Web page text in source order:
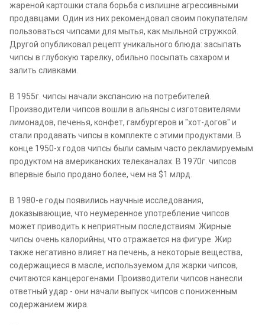
жареной картошки стала борьба с излишне агрессивными
продавцами. Один из них рекомендовал своим покупателям
пользоваться чипсами для мытья, как мыльной стружкой.
Другой опубликовал рецепт уникального блюда: засыпать
чипсы в глубокую тарелку, обильно посыпать сахаром и
залить сливками.
В 1955г. чипсы начали экспансию на потребителей.
Производители чипсов вошли в альянсы с изготовителями
лимонадов, печенья, конфет, гамбургеров и "хот-догов" и
стали продавать чипсы в комплекте с этими продуктами. В
конце 1950-х годов чипсы были самым часто рекламируемым
продуктом на американских телеканалах. В 1970г. чипсов
впервые было продано более, чем на $1 млрд.
В 1980-е годы появились научные исследования,
доказывающие, что неумеренное употребление чипсов
может приводить к неприятным последствиям. Жирные
чипсы очень калорийны, что отражается на фигуре. Жир
также негативно влияет на печень, а некоторые вещества,
содержащиеся в масле, используемом для жарки чипсов,
считаются канцерогенами. Производители чипсов нанесли
ответный удар - они начали выпуск чипсов с пониженным
содержанием жира.